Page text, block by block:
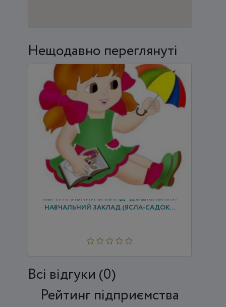
Нещодавно переглянуті
КОМУНАЛЬНИЙ ЗАКЛАД "ДОШКІЛЬНИЙ
НАВЧАЛЬНИЙ ЗАКЛАД (ЯСЛА-САДОК...
Всi відгуки (0)
Рейтинг підприємства